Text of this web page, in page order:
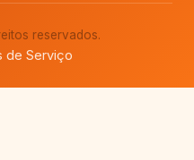
reservados.
de Serviço